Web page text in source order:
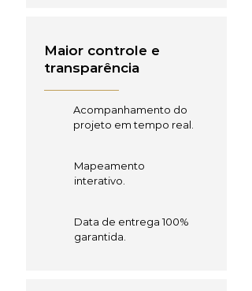
Maior controle e
transparência
Acompanhamento do
projeto em tempo real.
Mapeamento
interativo.
Data de entrega 100%
garantida.